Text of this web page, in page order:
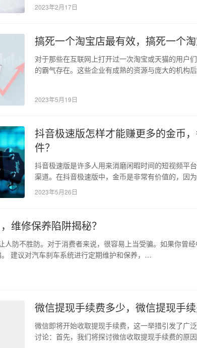
2023年2月17日
搞死一个淘宝店最有效，搞死一个
对于那些在互联网上打开过一次淘宝或天猫的用户
的霸气存在。这些企业有成熟的资源与庞大的机构
2023年5月19日
抖音极速版怎样才能赚更多的金币
件？
抖音极速版是许多人用来消磨闲暇时间的短视频平
渠道。在抖音极速版中，金币是非常有价值的，因
些虚拟礼物。下面我们将提供一…
2023年5月26日
维修保养陷阱揭秘？
人防不胜防。对于消费者来说，很容易上当受骗。如果你曾
建议对汽车刹车系统进行定期维护和保养，…
微信提现手续费多少，微信提现手续
微信即将开始收取提现手续费，这一举措引发了广
讨论：首先，我们将探讨微信收取提现手续费的原